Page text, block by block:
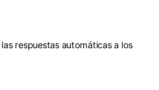
respuestas automáticas a los